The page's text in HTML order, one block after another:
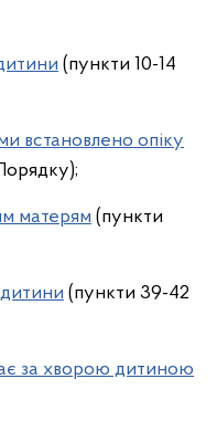
(пункти 10-14
встановлено опіку
матерям (пункти
(пункти 39-42
за хворою дитиною